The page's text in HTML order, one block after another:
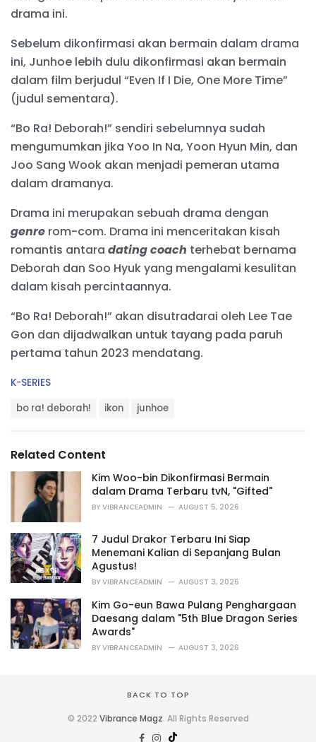
drama ini.
Sebelum dikonfirmasi akan bermain dalam drama
ini, Junhoe lebih dulu dikonfirmasi akan bermain
dalam film berjudul “Even If I Die, One More Time”
(judul sementara).
“Bo Ra! Deborah!” sendiri sebelumnya sudah
mengumumkan jika Yoo In Na, Yoon Hyun Min, dan
Joo Sang Wook akan menjadi pemeran utama
dalam dramanya.
Drama ini merupakan sebuah drama dengan
genre rom-com. Drama ini menceritakan kisah
romantis antara dating coach terhebat bernama
Deborah dan Soo Hyuk yang mengalami kesulitan
dalam kisah percintaannya.
“Bo Ra! Deborah!” akan disutradarai oleh Lee Tae
Gon dan dijadwalkan untuk tayang pada paruh
pertama tahun 2023 mendatang.
C
r
i
K-SERIES
:
bo ra! deborah! ikon junhoe
Related Content
Kim Woo-bin Dikonfirmasi Bermain
dalam Drama Terbaru tvN, "Gifted"
BY VIBRANCEADMIN AUGUST 5, 2026
7 Judul Drakor Terbaru Ini Siap
Menemani Kalian di Sepanjang Bulan
Agustus!
BY VIBRANCEADMIN AUGUST 3, 2026
Kim Go-eun Bawa Pulang Penghargaan
Daesang dalam "5th Blue Dragon Series
Awards"
BY VIBRANCEADMIN AUGUST 3, 2026
BACK TO TOP
© 2022 Vibrance Magz. All Rights Reserved